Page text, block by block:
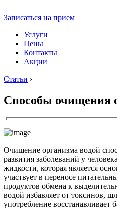
Записаться на прием
Услуги
Цены
Контакты
Акции
Статьи ›
Способы очищения
Очищение организма водой
развития заболеваний у
жидкости, которая является
участвует в переносе
продуктов обмена к
водой избавляет от токсинов,
употребление восстанавливает